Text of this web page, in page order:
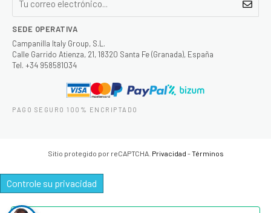
SEDE OPERATIVA
Campanilla Italy Group, S.L.
Calle Garrido Atienza, 21, 18320 Santa Fe (Granada), España
Tel. +34 958581034
PAGO SEGURO 100% ENCRIPTADO
Sitio protegido por reCAPTCHA. Privacidad -Términos
Controle su privacidad